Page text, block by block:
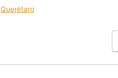
Querétaro